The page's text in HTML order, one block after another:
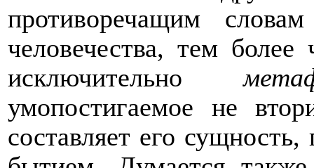
противоречащим
человечества, тем
исключительно
умопостигаемое не
составляет его